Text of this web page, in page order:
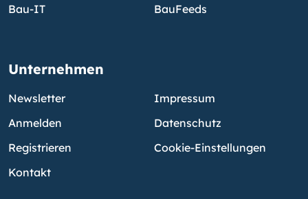
Bau-IT
BauFeeds
Unternehmen
Newsletter
Anmelden
Registrieren
Kontakt
Impressum
Datenschutz
Cookie-Einstellungen